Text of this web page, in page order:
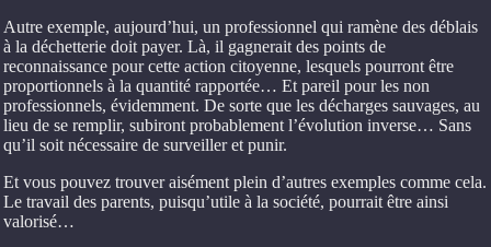
Autre exemple, aujourd’hui, un professionnel qui ramène des déblais
à la déchetterie doit payer. Là, il gagnerait des points de
reconnaissance pour cette action citoyenne, lesquels pourront être
proportionnels à la quantité rapportée… Et pareil pour les non
professionnels, évidemment. De sorte que les décharges sauvages, au
lieu de se remplir, subiront probablement l’évolution inverse… Sans
qu’il soit nécessaire de surveiller et punir.
Et vous pouvez trouver aisément plein d’autres exemples comme cela.
Le travail des parents, puisqu’utile à la société, pourrait être ainsi
valorisé…